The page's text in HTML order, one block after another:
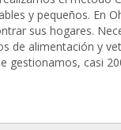
y pequeños. En
sus hogares.
de alimentación y
gestionamos, casi